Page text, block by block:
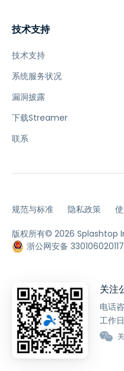
技术支持
技术支持
系统服务状况
漏洞披露
下载Streamer
联系
规范与标准 隐私政策
版权所有© 2026 Splashtop
浙公网安备
关注
电话
工作